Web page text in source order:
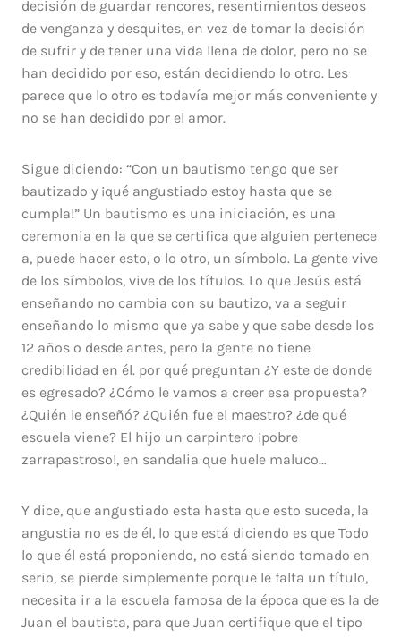
decisión de guardar rencores, resentimientos deseos
de venganza y desquites, en vez de tomar la decisión
de sufrir y de tener una vida llena de dolor, pero no se
han decidido por eso, están decidiendo lo otro. Les
parece que lo otro es todavía mejor más conveniente y
no se han decidido por el amor.
Sigue diciendo: “Con un bautismo tengo que ser
bautizado y ¡qué angustiado estoy hasta que se
cumpla!” Un bautismo es una iniciación, es una
ceremonia en la que se certifica que alguien pertenece
a, puede hacer esto, o lo otro, un símbolo. La gente vive
de los símbolos, vive de los títulos. Lo que Jesús está
enseñando no cambia con su bautizo, va a seguir
enseñando lo mismo que ya sabe y que sabe desde los
12 años o desde antes, pero la gente no tiene
credibilidad en él. por qué preguntan ¿Y este de donde
es egresado? ¿Cómo le vamos a creer esa propuesta?
¿Quién le enseñó? ¿Quién fue el maestro? ¿de qué
escuela viene? El hijo un carpintero ¡pobre
zarrapastroso!, en sandalia que huele maluco…
Y dice, que angustiado esta hasta que esto suceda, la
angustia no es de él, lo que está diciendo es que Todo
lo que él está proponiendo, no está siendo tomado en
serio, se pierde simplemente porque le falta un título,
necesita ir a la escuela famosa de la época que es la de
Juan el bautista, para que Juan certifique que el tipo